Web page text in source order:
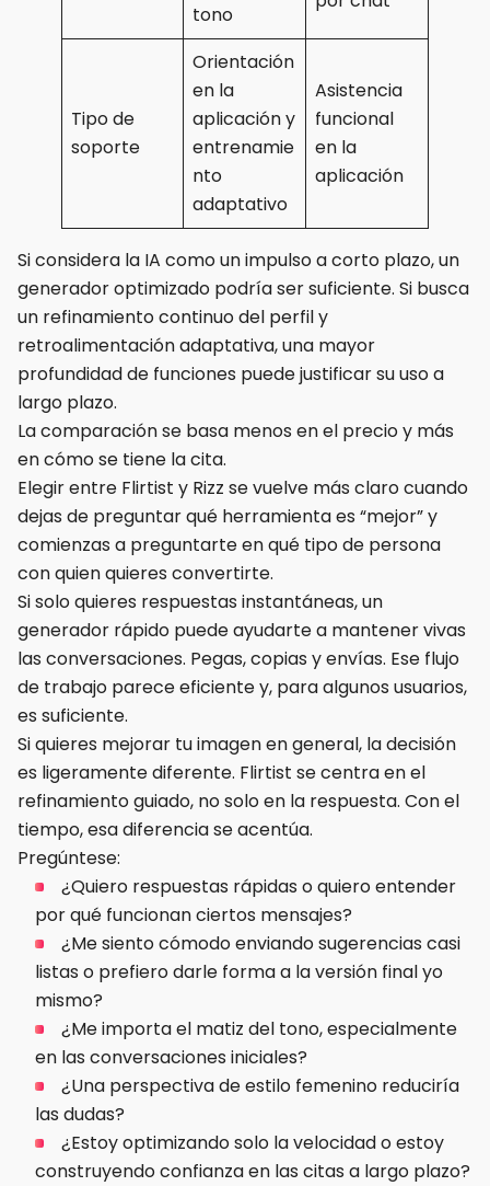
tono
Tipo de
soporte
Orientación
en la
aplicación y
entrenamie
nto
adaptativo
Asistencia
funcional
en la
aplicación
Si considera la IA como un impulso a corto plazo, un
generador optimizado podría ser suficiente. Si busca
un refinamiento continuo del perfil y
retroalimentación adaptativa, una mayor
profundidad de funciones puede justificar su uso a
largo plazo.
La comparación se basa menos en el precio y más
en cómo se tiene la cita.
Elegir entre Flirtist y Rizz se vuelve más claro cuando
dejas de preguntar qué herramienta es “mejor” y
comienzas a preguntarte en qué tipo de persona
con quien quieres convertirte.
Si solo quieres respuestas instantáneas, un
generador rápido puede ayudarte a mantener vivas
las conversaciones. Pegas, copias y envías. Ese flujo
de trabajo parece eficiente y, para algunos usuarios,
es suficiente.
Si quieres mejorar tu imagen en general, la decisión
es ligeramente diferente. Flirtist se centra en el
refinamiento guiado, no solo en la respuesta. Con el
tiempo, esa diferencia se acentúa.
Pregúntese:
¿Quiero respuestas rápidas o quiero entender
por qué funcionan ciertos mensajes?
¿Me siento cómodo enviando sugerencias casi
listas o prefiero darle forma a la versión final yo
mismo?
¿Me importa el matiz del tono, especialmente
en las conversaciones iniciales?
¿Una perspectiva de estilo femenino reduciría
las dudas?
¿Estoy optimizando solo la velocidad o estoy
construyendo confianza en las citas a largo plazo?